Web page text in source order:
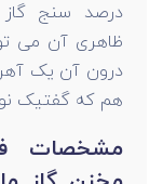
درصد سنج
ظاهری آن می
درون آن یک آهن
هم که گفتیک
مشخصات